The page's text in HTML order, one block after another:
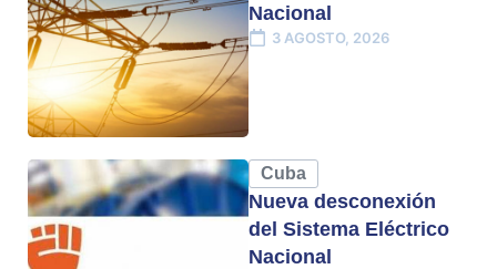
Nacional
3 AGOSTO, 2026
Cuba
Nueva desconexión
del Sistema Eléctrico
Nacional